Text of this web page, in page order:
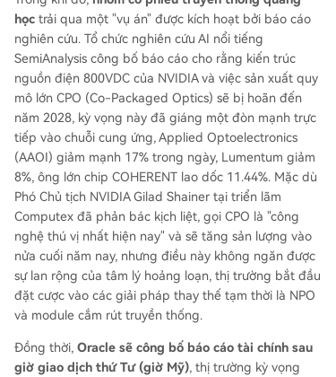
học trải qua một "vụ án" được kích hoạt bởi báo cáo
nghiên cứu. Tổ chức nghiên cứu AI nổi tiếng
SemiAnalysis công bố báo cáo cho rằng kiến trúc
nguồn điện 800VDC của NVIDIA và việc sản xuất quy
mô lớn CPO (Co-Packaged Optics) sẽ bị hoãn đến
năm 2028, kỳ vọng này đã giáng một đòn mạnh trực
tiếp vào chuỗi cung ứng, Applied Optoelectronics
(AAOI) giảm mạnh 17% trong ngày, Lumentum giảm
8%, ông lớn chip COHERENT lao dốc 11.44%. Mặc dù
Phó Chủ tịch NVIDIA Gilad Shainer tại triển lãm
Computex đã phản bác kịch liệt, gọi CPO là "công
nghệ thú vị nhất hiện nay" và sẽ tăng sản lượng vào
nửa cuối năm nay, nhưng điều này không ngăn được
sự lan rộng của tâm lý hoảng loạn, thị trường bắt đầu
đặt cược vào các giải pháp thay thế tạm thời là NPO
và module cắm rút truyền thống.
Đồng thời, Oracle sẽ công bố báo cáo tài chính sau
giờ giao dịch thứ Tư (giờ Mỹ), thị trường kỳ vọng